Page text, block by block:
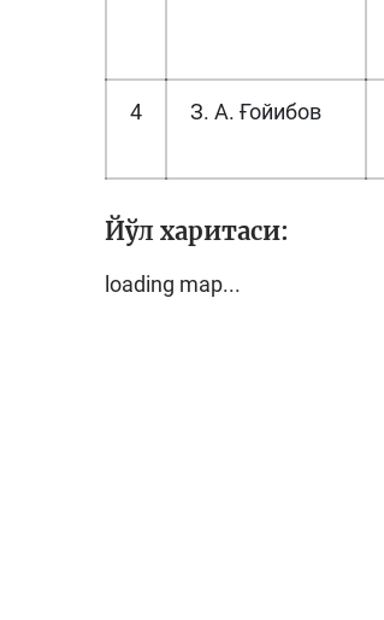
4 З. А. Ғойибов
Йўл харитаси:
loading map...